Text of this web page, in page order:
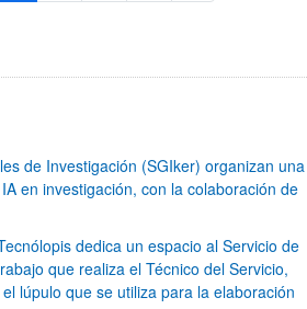
de Investigación (SGIker) organizan una
en investigación, con la colaboración de
dedica un espacio al Servicio de
que realiza el Técnico del Servicio,
lúpulo que se utiliza para la elaboración